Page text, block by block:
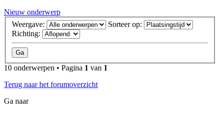
Nieuw onderwerp
Weergave:
Sorteer op:
Richting:
10 onderwerpen • Pagina 1 van 1
Terug naar het forumoverzicht
Ga naar